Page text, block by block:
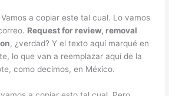
a copiar este tal cual. Lo vamos
Request for review, removal
, ¿verdad? Y el texto aquí marqué en
lo que van a reemplazar aquí de la
como decimos, en México.